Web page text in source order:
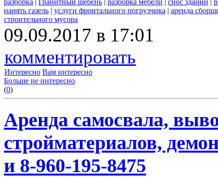
разборка Гранитный щебень разборка мебели снос зданий
нанять газель | услуги фронтального погрузчика | аренда
строительного мусора
09.09.2017 в 17:01
комментировать
Интересно Вам интересно
Больше не интересно
(0)
Аренда самосвала,
стройматериалов,
и 8-960-195-8475